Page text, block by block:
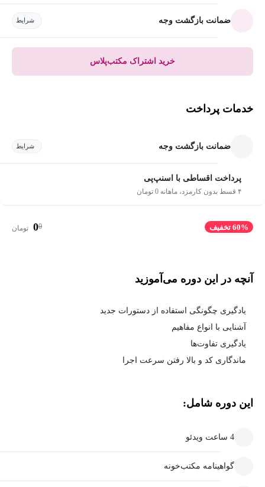
ضمانت بازگشت وجه شرایط
خرید اشتراک مکتب‌پلاس
خدمات پرداخت
ضمانت بازگشت وجه شرایط
پرداخت اقساطی با اسنپ‌پی
۴ قسط بدون کارمزد، ماهانه 0 تومان
60% تخفیف 0
0 تومان
آنچه در این دوره می‌آموزید
یادگیری چگونگی استفاده از دستورات جدید
آشنایی با انواع مفاهیم
یادگیری تفاوت‌ها
ماندگاری کد و بالا رفتن سرعت اجرا
این دوره شامل:
4 ساعت ویدئو
گواهینامه مکتب‌خونه